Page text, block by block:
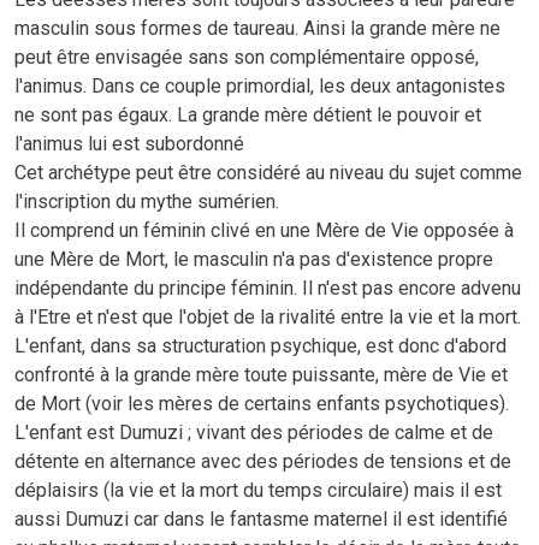
masculin sous formes de taureau. Ainsi la grande mère ne
peut être envisagée sans son complémentaire opposé,
l'animus. Dans ce couple primordial, les deux antagonistes
ne sont pas égaux. La grande mère détient le pouvoir et
l'animus lui est subordonné
Cet archétype peut être considéré au niveau du sujet comme
l'inscription du mythe sumérien.
Il comprend un féminin clivé en une Mère de Vie opposée à
une Mère de Mort, le masculin n'a pas d'existence propre
indépendante du principe féminin. Il n'est pas encore advenu
à l'Etre et n'est que l'objet de la rivalité entre la vie et la mort.
L'enfant, dans sa structuration psychique, est donc d'abord
confronté à la grande mère toute puissante, mère de Vie et
de Mort (voir les mères de certains enfants psychotiques).
L'enfant est Dumuzi ; vivant des périodes de calme et de
détente en alternance avec des périodes de tensions et de
déplaisirs (la vie et la mort du temps circulaire) mais il est
aussi Dumuzi car dans le fantasme maternel il est identifié